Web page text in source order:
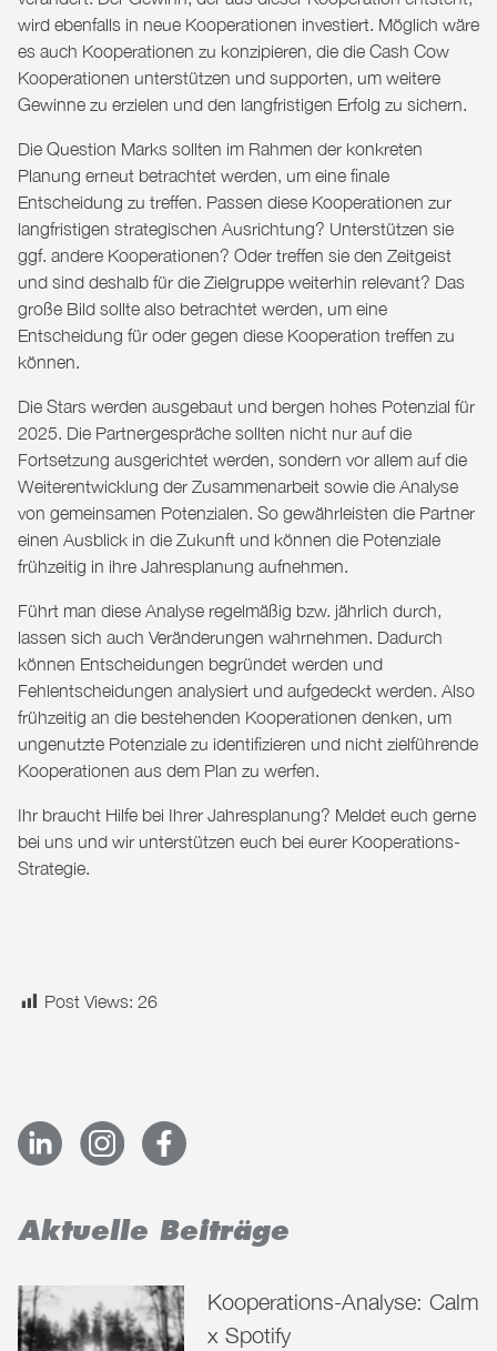
wird ebenfalls in neue Kooperationen investiert. Möglich wäre
es auch Kooperationen zu konzipieren, die die Cash Cow
Kooperationen unterstützen und supporten, um weitere
Gewinne zu erzielen und den langfristigen Erfolg zu sichern.
Die Question Marks sollten im Rahmen der konkreten
Planung erneut betrachtet werden, um eine finale
Entscheidung zu treffen. Passen diese Kooperationen zur
langfristigen strategischen Ausrichtung? Unterstützen sie
ggf. andere Kooperationen? Oder treffen sie den Zeitgeist
und sind deshalb für die Zielgruppe weiterhin relevant? Das
große Bild sollte also betrachtet werden, um eine
Entscheidung für oder gegen diese Kooperation treffen zu
können.
Die Stars werden ausgebaut und bergen hohes Potenzial für
2025. Die Partnergespräche sollten nicht nur auf die
Fortsetzung ausgerichtet werden, sondern vor allem auf die
Weiterentwicklung der Zusammenarbeit sowie die Analyse
von gemeinsamen Potenzialen. So gewährleisten die Partner
einen Ausblick in die Zukunft und können die Potenziale
frühzeitig in ihre Jahresplanung aufnehmen.
Führt man diese Analyse regelmäßig bzw. jährlich durch,
lassen sich auch Veränderungen wahrnehmen. Dadurch
können Entscheidungen begründet werden und
Fehlentscheidungen analysiert und aufgedeckt werden. Also
frühzeitig an die bestehenden Kooperationen denken, um
ungenutzte Potenziale zu identifizieren und nicht zielführende
Kooperationen aus dem Plan zu werfen.
Ihr braucht Hilfe bei Ihrer Jahresplanung? Meldet euch gerne
bei uns und wir unterstützen euch bei eurer Kooperations-
Strategie.
Post Views: 26
Aktuelle Beiträge
Kooperations-Analyse: Calm
x Spotify